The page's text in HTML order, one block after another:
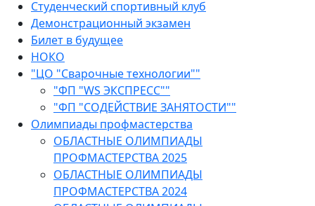
Студенческий спортивный клуб
Демонстрационный экзамен
Билет в будущее
НОКО
"ЦО "Сварочные технологии""
"ФП "WS ЭКСПРЕСС""
"ФП "СОДЕЙСТВИЕ ЗАНЯТОСТИ""
Олимпиады профмастерства
ОБЛАСТНЫЕ ОЛИМПИАДЫ
ПРОФМАСТЕРСТВА 2025
ОБЛАСТНЫЕ ОЛИМПИАДЫ
ПРОФМАСТЕРСТВА 2024